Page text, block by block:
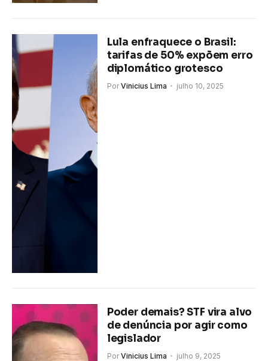
Lula enfraquece o Brasil:
tarifas de 50% expõem erro
diplomático grotesco
Por Vinicius Lima julho 10, 2025
Poder demais? STF vira alvo
de denúncia por agir como
legislador
Por Vinicius Lima julho 9, 2025